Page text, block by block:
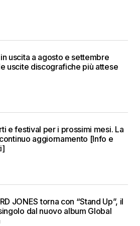
uscita a agosto e settembre
uscite discografiche più attese
e festival per i prossimi mesi. La
aggiornamento [Info e
JONES torna con “Stand Up”, il
dal nuovo album Global